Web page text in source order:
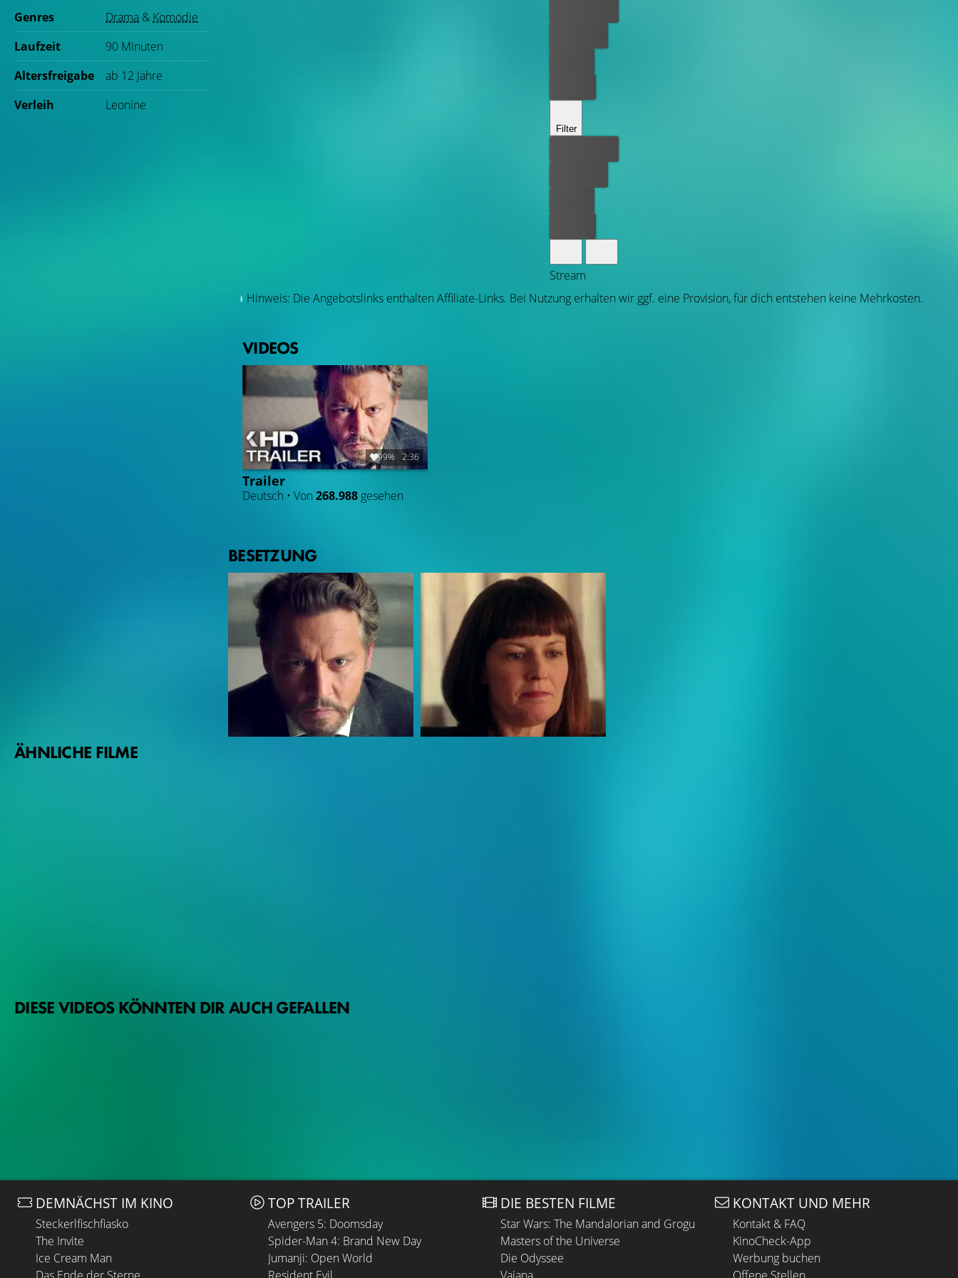
Genres Drama & Komödie
Laufzeit
90 Minuten
Altersfreigabe
ab 12 Jahre
Verleih
Leonine
Filter
Stream
Hinweis: Die Angebotslinks enthalten Affiliate-Links. Bei Nutzung erhalten wir ggf. eine Provision, für dich entstehen keine Mehrkosten.
VIDEOS
99% 2:36
Trailer
Deutsch • Von 268.988 gesehen
BESETZUNG
ÄHNLICHE FILME
DIESE VIDEOS KÖNNTEN DIR AUCH GEFALLEN
DEMNÄCHST IM KINO
Steckerlfischfiasko
The Invite
Ice Cream Man
TOP TRAILER
Avengers 5: Doomsday
Spider-Man 4: Brand New Day
Jumanji: Open World
DIE BESTEN FILME
Star Wars: The Mandalorian and Grogu
Masters of the Universe
Die Odyssee
KONTAKT UND MEHR
Kontakt & FAQ
KinoCheck-App
Werbung buchen